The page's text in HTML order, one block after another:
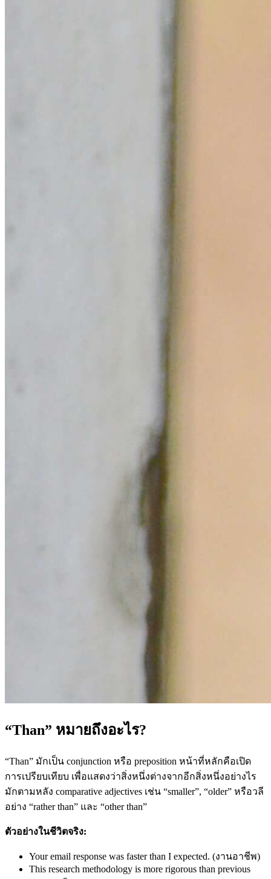
“Than” หมายถึงอะไร?
“Than” มักเป็น conjunction หรือ preposition หน้าที่หลักคือเปิด
การเปรียบเทียบ เพื่อแสดงว่าสิ่งหนึ่งต่างจากอีกสิ่งหนึ่งอย่างไร
มักตามหลัง comparative adjectives เช่น “smaller”, “older” หรือวลี
อย่าง “rather than” และ “other than”
ตัวอย่างในชีวิตจริง:
Your email response was faster than I expected. (งานอาชีพ)
This research methodology is more rigorous than previous